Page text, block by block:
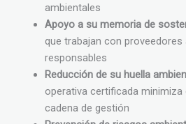
ambientales
Apoyo a su memoria de
que trabajan con proveedores
responsables
Reducción de su huella
operativa certificada
cadena de gestión